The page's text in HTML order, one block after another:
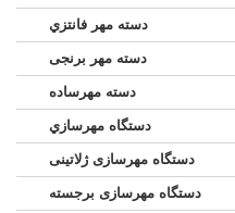
دسته مهر فانتزي
دسته مهر برنجی
دسته مهرساده
دستگاه مهرسازي
دستگاه مهرسازی ژلاتینی
دستگاه مهرسازی برجسته